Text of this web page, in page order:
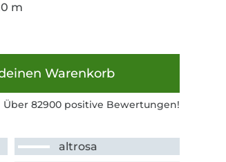
m
Warenkorb
Über 82900 positive Bewertungen!
altrosa